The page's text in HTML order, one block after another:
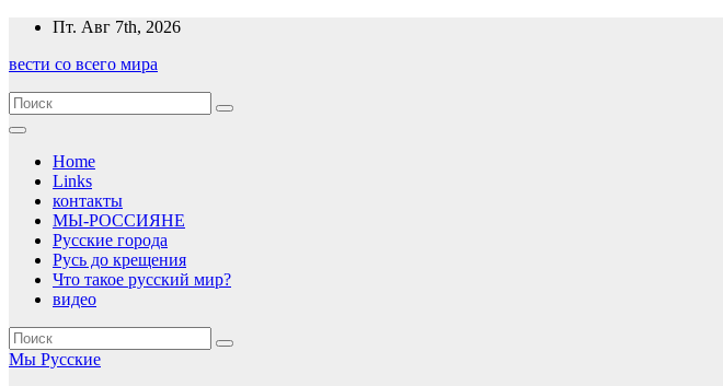
Перейти
содержимому
Пт. Авг 7th, 2026
вести со всего мира
Home
Links
контакты
МЫ-РОССИЯНЕ
Русские города
Русь до крещения
Что такое русский мир?
видео
Мы Русские